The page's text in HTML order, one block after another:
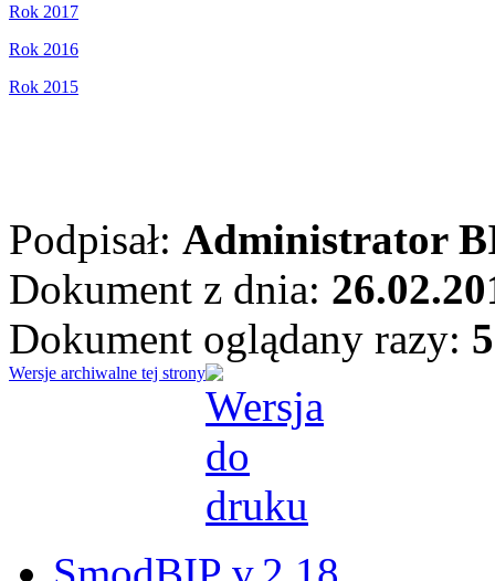
Rok 2017
Rok 2016
Rok 2015
Podpisał: Administrator
Dokument z dnia:
Dokument oglądany razy:
Wersje archiwalne tej strony